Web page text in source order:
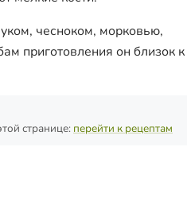
чесноком, морковью,
приготовления он близок к
странице: перейти к рецептам